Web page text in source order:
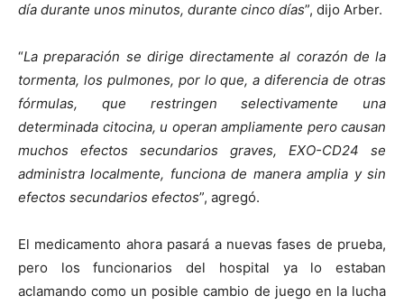
día durante unos minutos, durante cinco días”, dijo Arber.
“La preparación se dirige directamente al corazón de la
tormenta, los pulmones, por lo que, a diferencia de otras
fórmulas, que restringen selectivamente una
determinada citocina, u operan ampliamente pero causan
muchos efectos secundarios graves, EXO-CD24 se
administra localmente, funciona de manera amplia y sin
efectos secundarios efectos”, agregó.
El medicamento ahora pasará a nuevas fases de prueba,
pero los funcionarios del hospital ya lo estaban
aclamando como un posible cambio de juego en la lucha